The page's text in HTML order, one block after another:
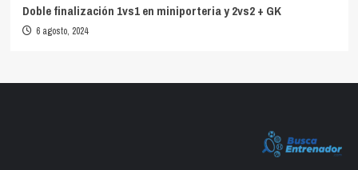
Doble finalización 1vs1 en miniporteria y 2vs2 + GK
6 agosto, 2024